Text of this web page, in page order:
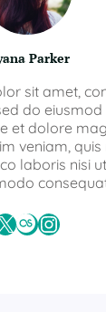
Parker
sit amet,
do
et dolore
veniam,
laboris nisi
Last.fmInstagram